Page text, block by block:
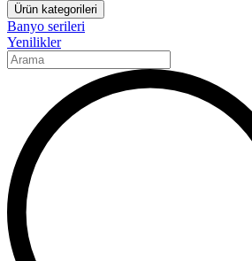
Ürün kategorileri
Banyo serileri
Yenilikler